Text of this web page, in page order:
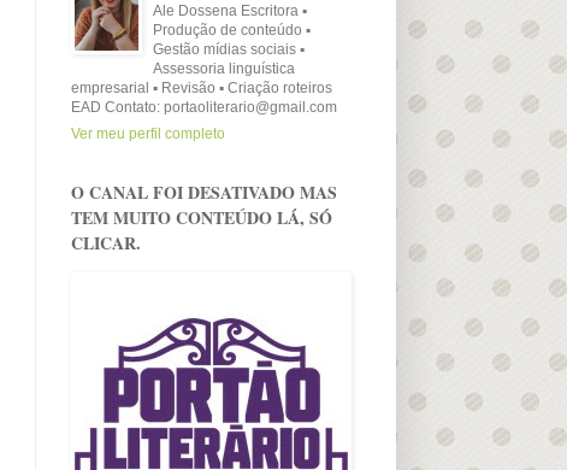
Ale Dossena Escritora ▪
Produção de conteúdo ▪
Gestão mídias sociais ▪
Assessoria linguística
empresarial ▪ Revisão ▪ Criação roteiros
EAD Contato: portaoliterario@gmail.com
Ver meu perfil completo
O CANAL FOI DESATIVADO MAS
TEM MUITO CONTEÚDO LÁ, SÓ
CLICAR.